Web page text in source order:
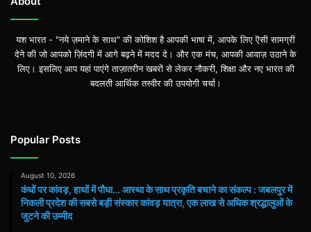
यश भारत - "नये ज़माने के साथ" की कोशिश है आपकी भाषा में, आपके लिए ऎसी सामग्री
देने की जो आपको ज़िंदगी में आगे बढ़ने में मदद दे। और एक मंच, आपकी आवाज़ उठाने के
लिए। इसलिए आप यहां पाएंगे ताज़ातरीन खबरों से लेकर नौकरी, शिक्षा और नए भारत की
बदलती आर्थिक तस्वीर की उपयोगी चर्चा।
Popular Posts
August 10, 2026
कंधों पर कांवड़, हाथों में पौधा… आस्था के साथ प्रकृति बचाने का संकल्प : जबलपुर में
निकली प्रदेश की सबसे बड़ी संस्कार कांवड़ यात्रा, एक लाख से अधिक श्रद्धालुओं के
जुटने की उम्मीद